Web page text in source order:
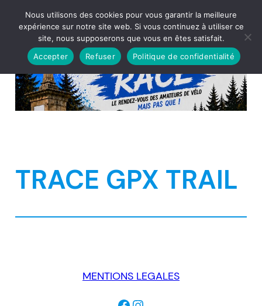
contenu
TRACE GPX TRAIL
MENTIONS LEGALES
Nous utilisons des cookies pour vous garantir la meilleure
expérience sur notre site web. Si vous continuez à utiliser ce
site, nous supposerons que vous en êtes satisfait.
Accepter
Refuser Politique de confidentialité